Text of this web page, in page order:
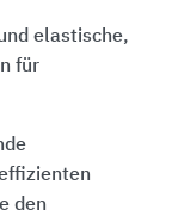
elastische,
für
den